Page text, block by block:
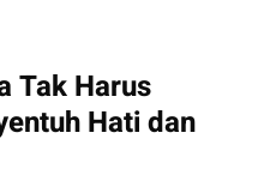
Tak Harus
Hati dan